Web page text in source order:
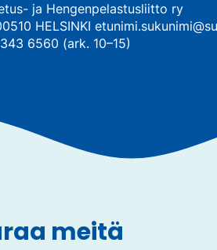
ja Hengenpelastusliitto ry
HELSINKI
6560 (ark. 10–15)
meitä